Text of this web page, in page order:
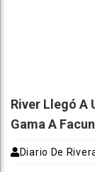
River Llegó A
Gama A
Diario De